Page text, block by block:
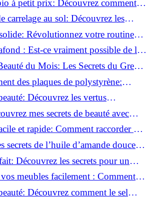
à petit prix: Découvrez comment
moins de 50€!
carrelage au sol: Découvrez les
Révolutionnez votre routine
déchet!
: Est-ce vraiment possible de les
du Mois: Les Secrets du Green
des plaques de polystyrène:
plafond sans effort !
Découvrez les vertus
de l'huile de coco!
mes secrets de beauté avec
et rapide: Comment raccorder un
secrets de l’huile d’amande douce :
devez l'adopter!
Découvrez les secrets pour un
meubles facilement : Comment
en un clin d'œil !
Découvrez comment le sel